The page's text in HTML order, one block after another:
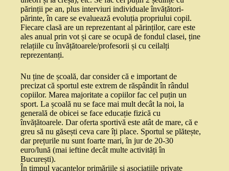
părinții pe an, plus interviuri individuale învățători-
părinte, în care se evaluează evoluția propriului copil.
Fiecare clasă are un reprezentant al părinților, care este
ales anual prin vot și care se ocupă de fondul clasei, ține
relațiile cu învățătoarele/profesorii și cu ceilalți
reprezentanți.
Nu ține de școală, dar consider că e important de
precizat că sportul este extrem de răspândit în rândul
copiilor. Marea majoritate a copiilor fac cel puțin un
sport. La școală nu se face mai mult decât la noi, la
generală de obicei se face educație fizică cu
învățătoarele. Dar oferta sportivă este atât de mare, că e
greu să nu găsești ceva care îți place. Sportul se plătește,
dar prețurile nu sunt foarte mari, în jur de 20-30
euro/lună (mai ieftine decât multe activități în
București).
În timpul vacanțelor primăriile și asociațiile private